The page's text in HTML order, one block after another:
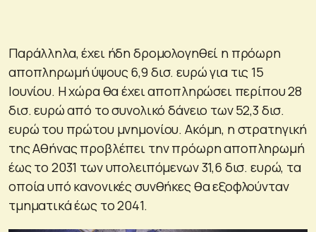
Παράλληλα, έχει ήδη δρομολογηθεί η πρόωρη
αποπληρωμή ύψους 6,9 δισ. ευρώ για τις 15
Ιουνίου. Η χώρα θα έχει αποπληρώσει περίπου 28
δισ. ευρώ από το συνολικό δάνειο των 52,3 δισ.
ευρώ του πρώτου μνημονίου. Ακόμη, η στρατηγική
της Αθήνας προβλέπει την πρόωρη αποπληρωμή
έως το 2031 των υπολειπόμενων 31,6 δισ. ευρώ, τα
οποία υπό κανονικές συνθήκες θα εξοφλούνταν
τμηματικά έως το 2041.